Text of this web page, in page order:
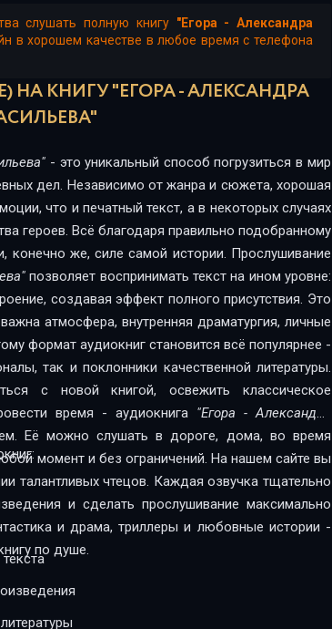
слушать полную книгу "Егора - Александра
в хорошем качестве в любое время с телефона
НА КНИГУ "ЕГОРА - АЛЕКСАНДРА
- это уникальный способ погрузиться в мир
дел. Независимо от жанра и сюжета, хорошая
что и печатный текст, а в некоторых случаях
героев. Всё благодаря правильно подобранному
конечно же, силе самой истории. Прослушивание
позволяет воспринимать текст на ином уровне:
создавая эффект полного присутствия. Это
атмосфера, внутренняя драматургия, личные
формат аудиокниг становится всё популярнее -
так и поклонники качественной литературы.
с новой книгой, освежить классическое
время - аудиокнига "Егора - Александра
Её можно слушать в дороге, дома, во время
момент и без ограничений. На нашем сайте вы
талантливых чтецов. Каждая озвучка тщательно
и сделать прослушивание максимально
и драма, триллеры и любовные истории -
по душе.